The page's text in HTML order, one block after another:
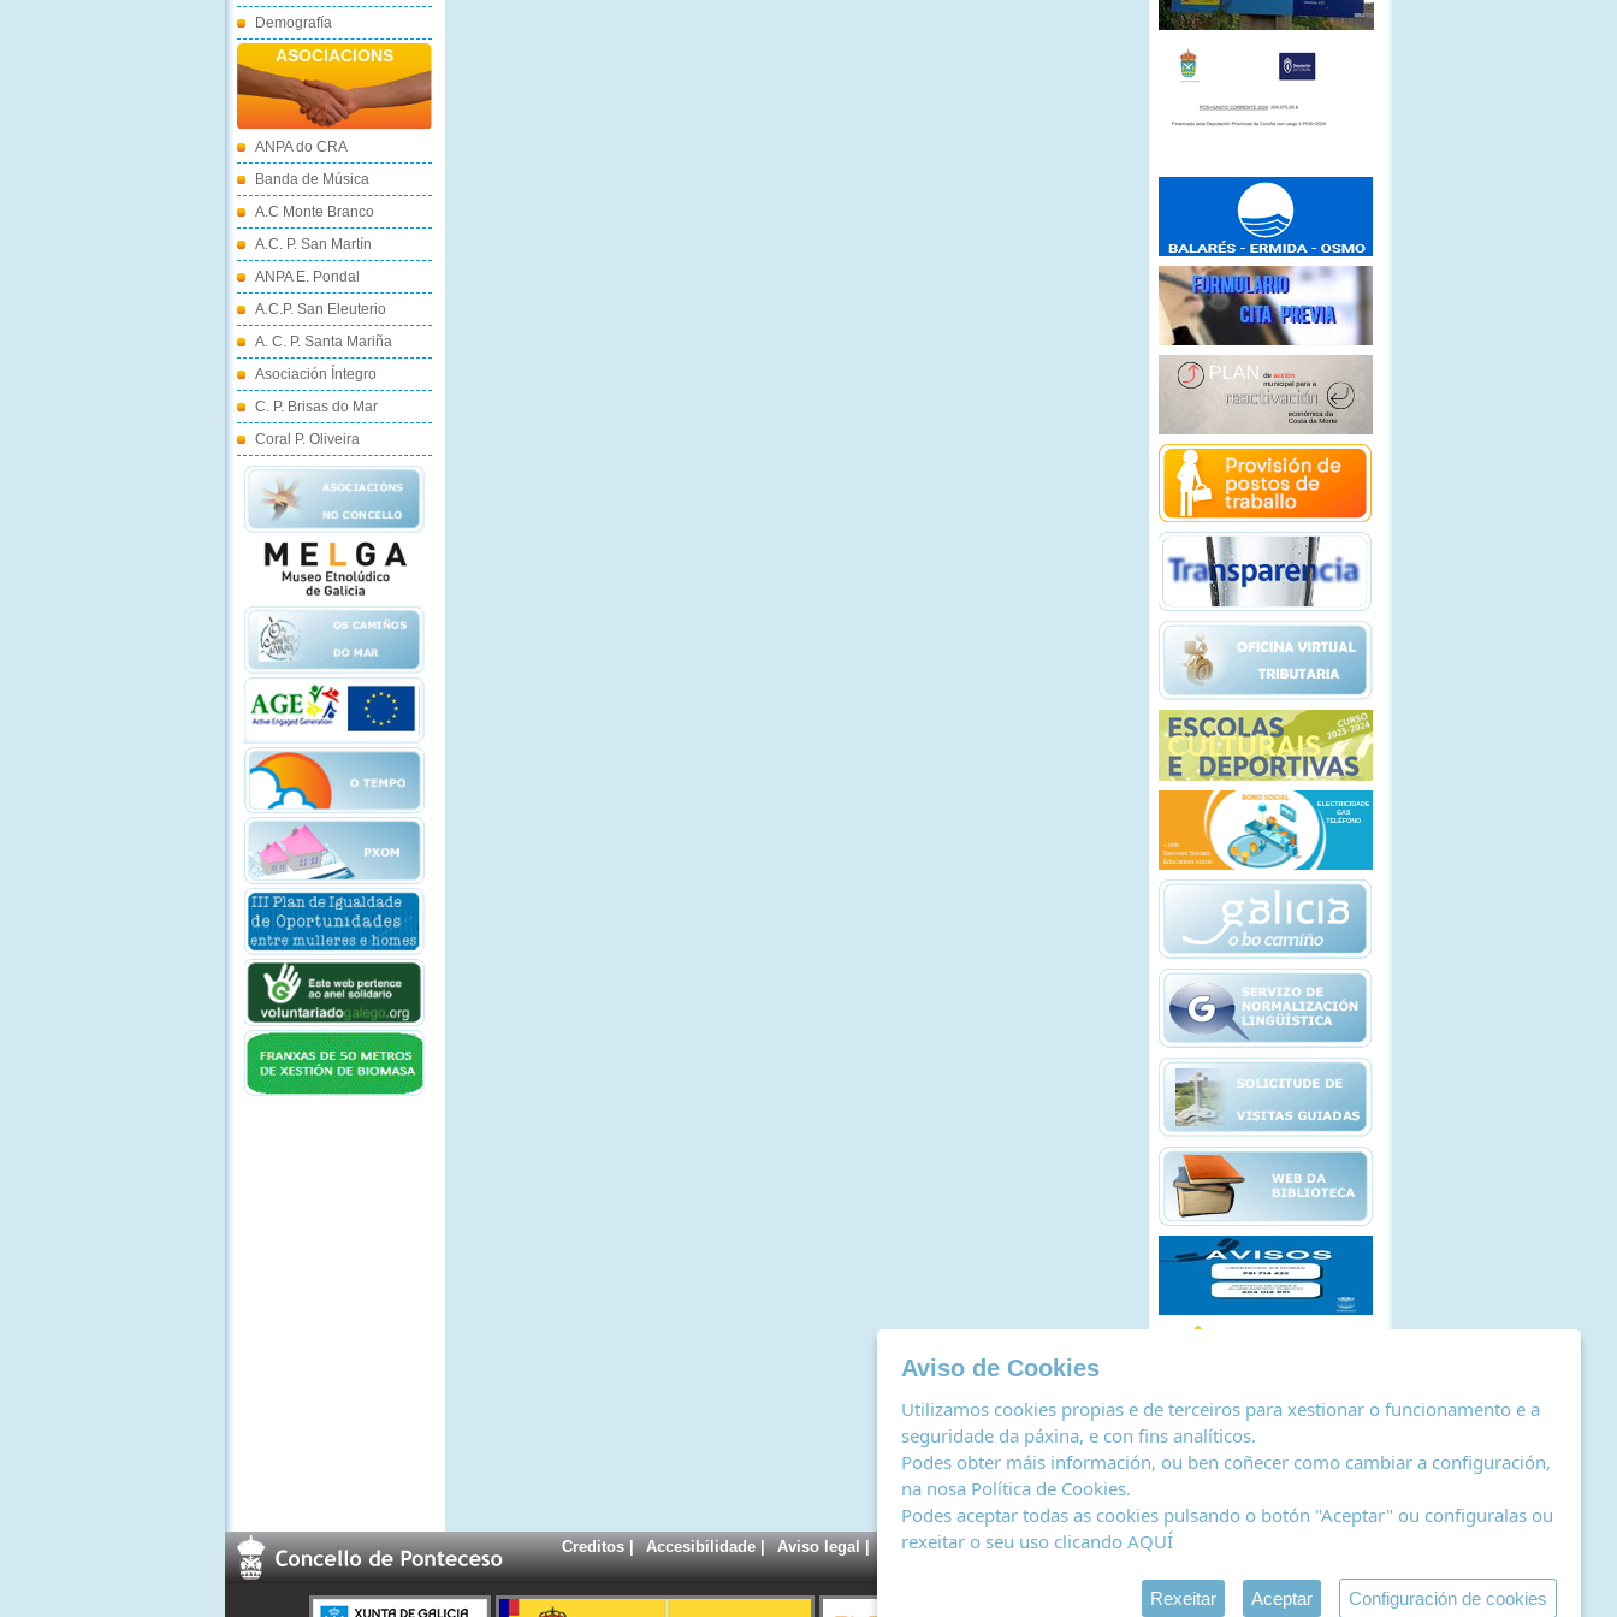
Demografía
ASOCIACIONS
ANPA do CRA
Banda de Música
A.C Monte Branco
A.C. P. San Martín
ANPA E. Pondal
A.C.P. San Eleuterio
A. C. P. Santa Mariña
Asociación Íntegro
C. P. Brisas do Mar
Coral P. Oliveira
Creditos| Accesibilidade| Aviso legal| Política de cookies| Rexistro de actividades de tratamento
Aviso de Cookies
Utilizamos cookies propias e de terceiros para xestionar o funcionamento e a
seguridade da páxina, e con fins analíticos.
Podes obter máis información, ou ben coñecer como cambiar a configuración,
na nosa Política de Cookies.
Podes aceptar todas as cookies pulsando o botón "Aceptar" ou configuralas ou
rexeitar o seu uso clicando AQUÍ
Rexeitar Aceptar Configuración de cookies